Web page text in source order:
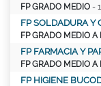
FP GRADO MEDIO -
FP SOLDADURA Y
FP GRADO MEDIO A
FP FARMACIA Y
FP GRADO MEDIO A
FP HIGIENE